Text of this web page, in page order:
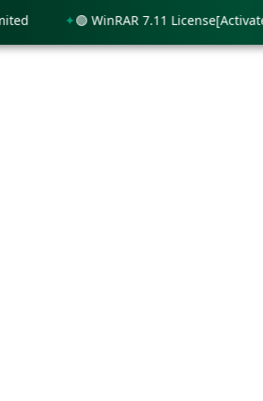
🟢 WinRAR 7.11 License[Activated]